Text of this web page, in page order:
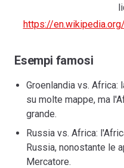
https://
Esempi famosi
Groenlandia vs. Africa:
su molte mappe, ma
grande.
Russia vs. Africa:
Russia, nonostante le
Mercatore.